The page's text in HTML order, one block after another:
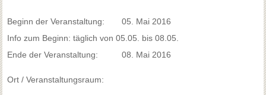
Beginn der Veranstaltung:
05. Mai 2016
Info zum Beginn: täglich von 05.05. bis 08.05.
Ende der Veranstaltung:
08. Mai 2016
Ort / Veranstaltungsraum: